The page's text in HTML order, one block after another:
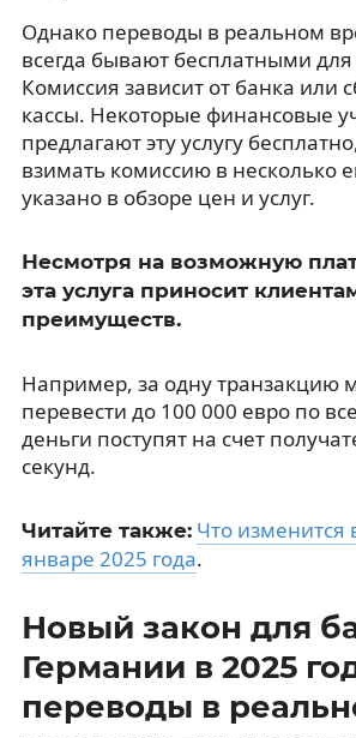
Однако переводы в реальном
всегда бывают бесплатными
Комиссия зависит от банка или
кассы. Некоторые финансовые
предлагают эту услугу
взимать комиссию в несколько
указано в обзоре цен и услуг.
Несмотря на возможную
эта услуга приносит
преимуществ.
Например, за одну транзакцию
перевести до 100 000 евро по
деньги поступят на счет
секунд.
Читайте также: Что изменится
январе 2025 года.
Новый закон для
Германии в 2025
переводы в